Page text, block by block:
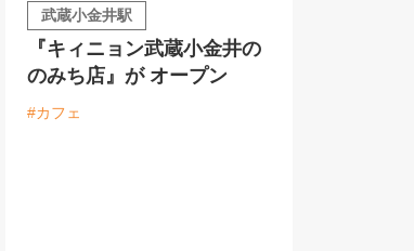
武蔵小金井駅
『キィニョン武蔵小金井の
のみち店』が オープン
#カフェ